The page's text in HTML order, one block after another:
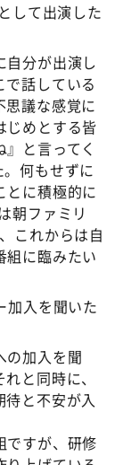
して出演した
自分が出演し
話している
思議な感覚に
じめとする皆
と言ってく
何もせずに
とに積極的に
朝ファミリ
これからは自
組に臨みたい
加入を聞いた
の加入を聞
と同時に、
待と不安が入
ですが、研修